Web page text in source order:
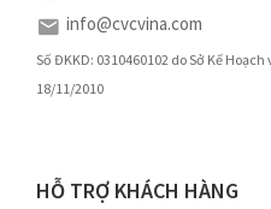
info@cvcvina.com
Số ĐKKD: 0310460102 do Sở Kế
18/11/2010
HỖ TRỢ KHÁCH HÀNG